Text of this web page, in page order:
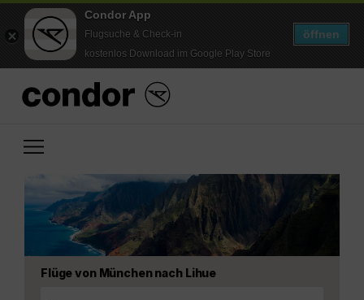
Condor App
Flugsuche & Check-in
kostenlos Download im Google Play Store
öffnen
Flüge von München nach Lihue